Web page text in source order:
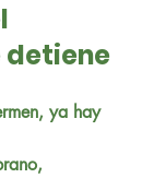
detiene
ya hay